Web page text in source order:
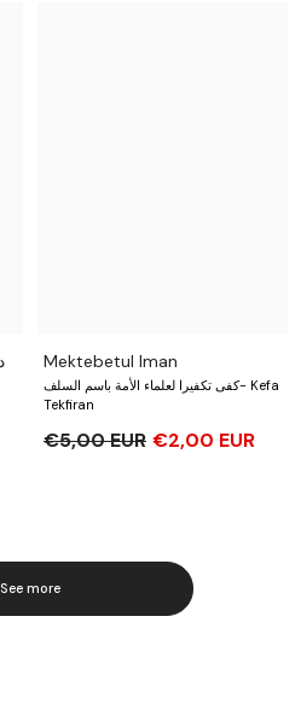
Mektebetul Iman
كفى تكفيرا ‏لعلماء الأمة باسم السلف- Kefa
Tekfiran
€5,00 EUR €2,00 EUR
See more